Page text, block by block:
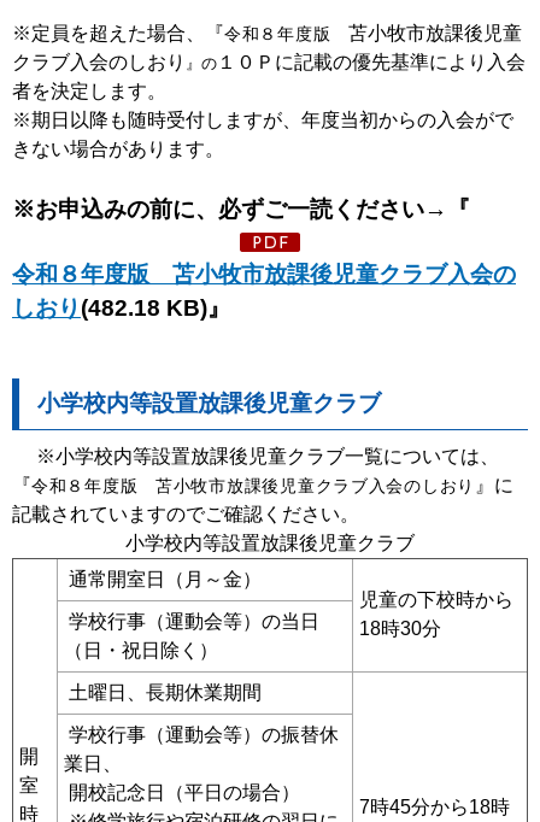
※定員を超えた場合、『令和８年度版苫小牧市放課後児童
クラブ入会のしおり 』の １０Ｐに記載の優先基準により入会
者を決定します。
※期日以降も随時受付しますが、年度当初からの入会がで
きない場合があります。
※お申込みの前に、必ずご一読ください→『
令和８年度版 苫小牧市放課後児童クラブ入会の
しおり (482.18 KB)』
小学校内等設置放課後児童クラブ
※小学校内等設置放課後児童クラブ一覧については、
『令和８年度版苫小牧市放課後児童クラブ入会のしおり 』に
記載されていますのでご確認ください。
小学校内等設置放課後児童クラブ
開
室
時
通常開室日（月～金）
児童の下校時から
18時30分
学校行事（運動会等）の当日
（日・祝日除く）
土曜日、長期休業期間
7時45分から18時
学校行事（運動会等）の振替休
業日、
開校記念日（平日の場合）